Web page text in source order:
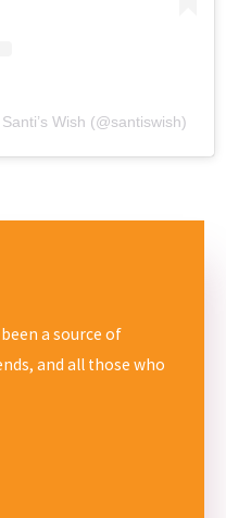
Wish (@santiswish)
a source of
and all those who